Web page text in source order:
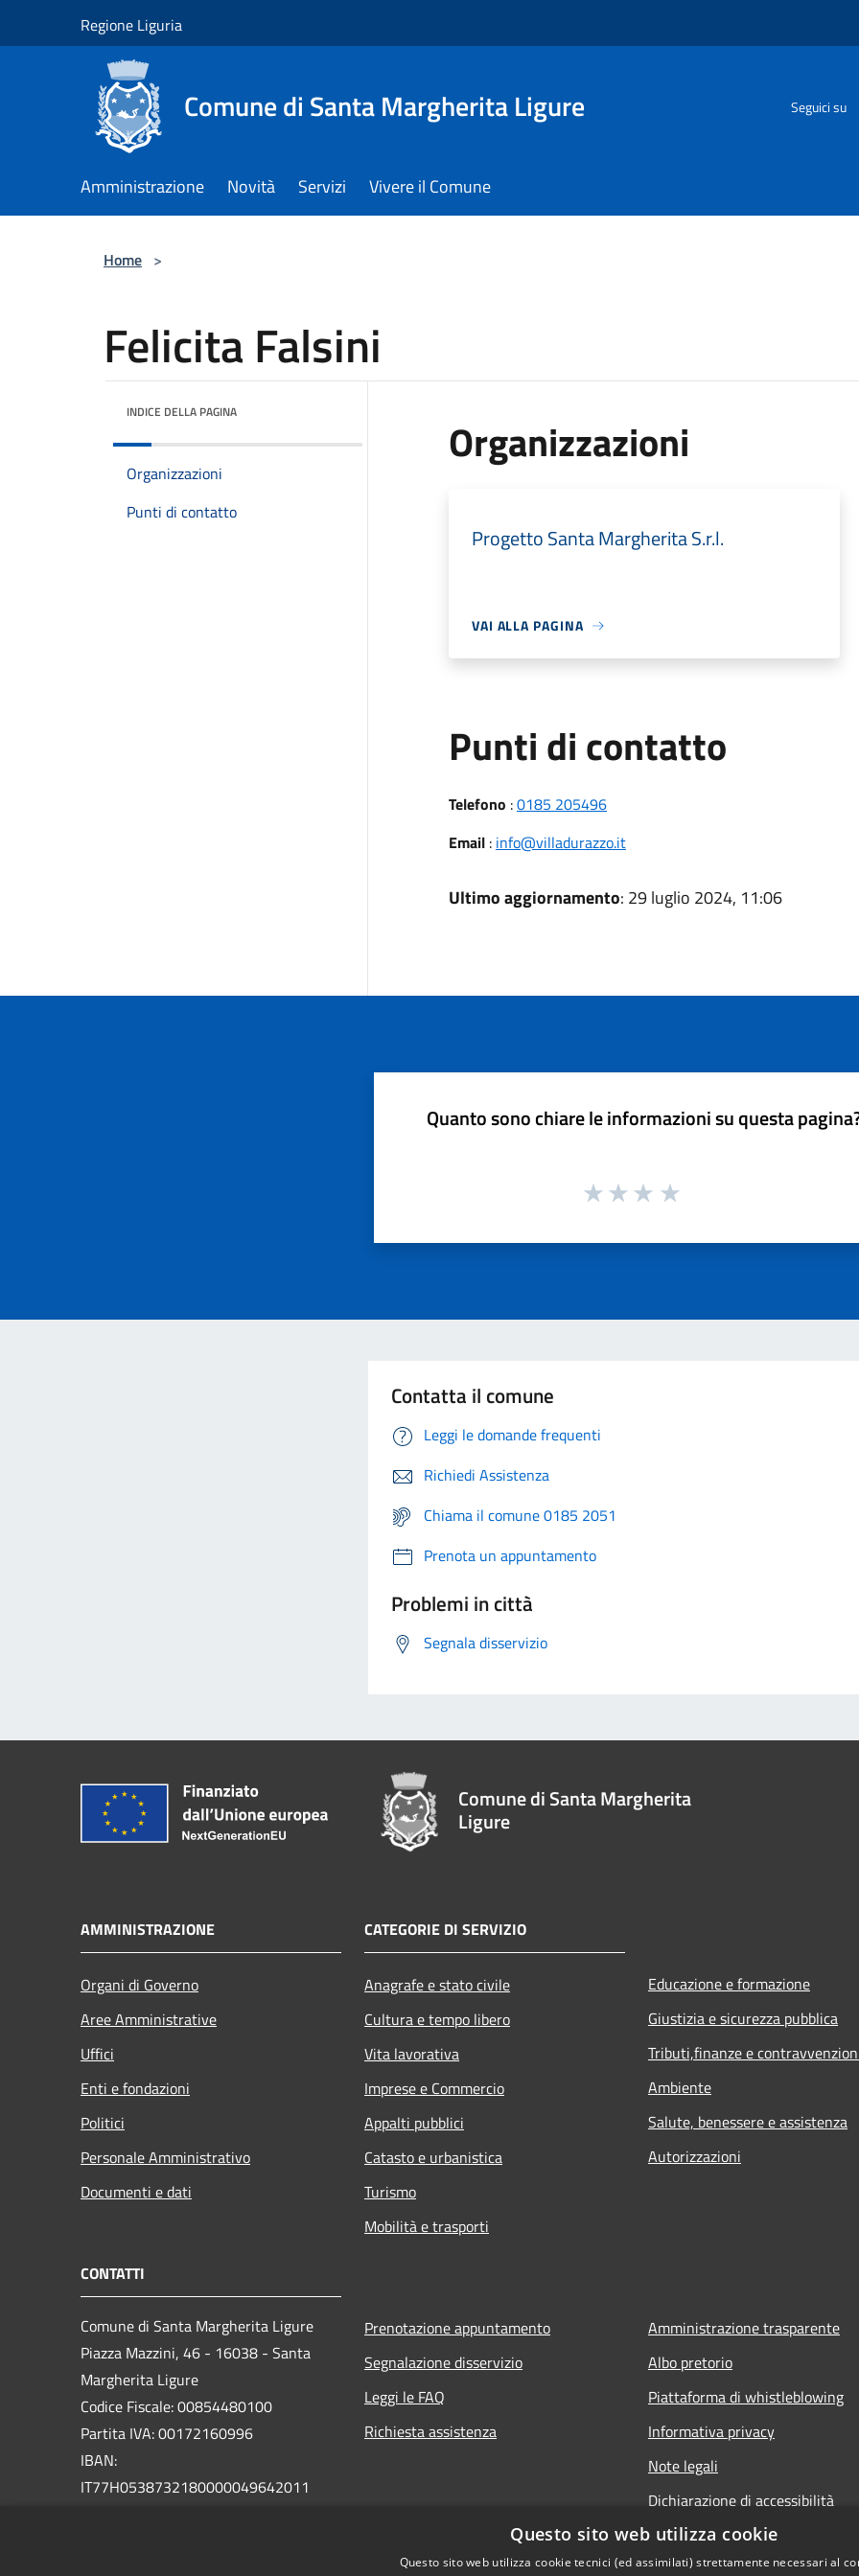
Regione Liguria
Comune di Santa Margherita Ligure Seguici su
Amministrazione Novità Servizi Vivere il Comune
Home >
Felicita Falsini
INDICE DELLA PAGINA
Organizzazioni
Punti di contatto
Organizzazioni
Progetto Santa Margherita S.r.l.
VAI ALLA PAGINA
Punti di contatto
Telefono :0185 205496
Email: info@villadurazzo.it
Ultimo aggiornamento: 29 luglio 2024, 11:06
Quanto sono chiare le informazioni su questa
Contatta il comune
Leggi le domande frequenti
Richiedi Assistenza
Chiama il comune 0185 2051
Prenota un appuntamento
Problemi in città
Segnala disservizio
Comune di Santa Margherita
Ligure
AMMINISTRAZIONE
Organi di Governo
Aree Amministrative
Uffici
Enti e fondazioni
Politici
Personale Amministrativo
Documenti e dati
CATEGORIE DI SERVIZIO
Anagrafe e stato civile
Cultura e tempo libero
Vita lavorativa
Imprese e Commercio
Appalti pubblici
Catasto e urbanistica
Turismo
Mobilità e trasporti
Educazione e formazione
Giustizia e sicurezza pubblica
Tributi,finanze e
Ambiente
Salute, benessere e assistenza
Autorizzazioni
CONTATTI
Comune di Santa Margherita Ligure
Piazza Mazzini, 46 - 16038 - Santa
Margherita Ligure
Codice Fiscale: 00854480100
Partita IVA: 00172160996
IBAN:
IT77H0538732180000049642011
Prenotazione appuntamento
Segnalazione disservizio
Leggi le FAQ
Richiesta assistenza
Amministrazione trasparente
Albo pretorio
Piattaforma di whistleblowing
Informativa privacy
Note legali
Dichiarazione di accessibilità
Questo sito web utilizza cookie
Questo sito web utilizza cookie tecnici (ed assimilati) strettamente necessari al